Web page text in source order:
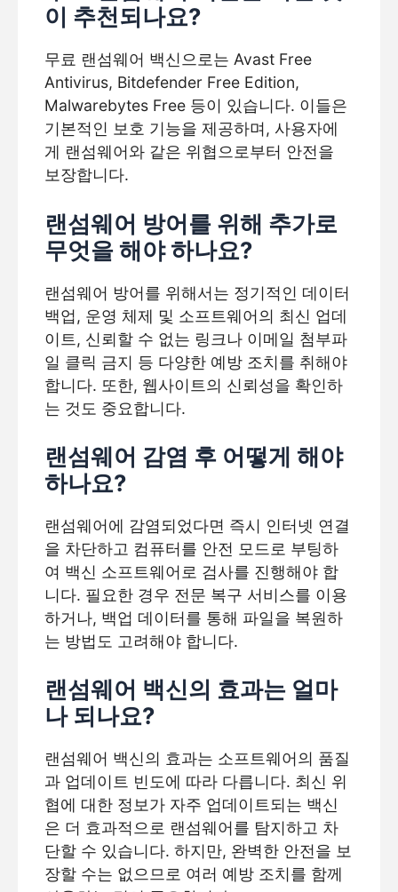
이 추천되나요?
무료 랜섬웨어 백신으로는 Avast Free
Antivirus, Bitdefender Free Edition,
Malwarebytes Free 등이 있습니다. 이들은
기본적인 보호 기능을 제공하며, 사용자에
게 랜섬웨어와 같은 위협으로부터 안전을
보장합니다.
랜섬웨어 방어를 위해 추가로
무엇을 해야 하나요?
랜섬웨어 방어를 위해서는 정기적인 데이터
백업, 운영 체제 및 소프트웨어의 최신 업데
이트, 신뢰할 수 없는 링크나 이메일 첨부파
일 클릭 금지 등 다양한 예방 조치를 취해야
합니다. 또한, 웹사이트의 신뢰성을 확인하
는 것도 중요합니다.
랜섬웨어 감염 후 어떻게 해야
하나요?
랜섬웨어에 감염되었다면 즉시 인터넷 연결
을 차단하고 컴퓨터를 안전 모드로 부팅하
여 백신 소프트웨어로 검사를 진행해야 합
니다. 필요한 경우 전문 복구 서비스를 이용
하거나, 백업 데이터를 통해 파일을 복원하
는 방법도 고려해야 합니다.
랜섬웨어 백신의 효과는 얼마
나 되나요?
랜섬웨어 백신의 효과는 소프트웨어의 품질
과 업데이트 빈도에 따라 다릅니다. 최신 위
협에 대한 정보가 자주 업데이트되는 백신
은 더 효과적으로 랜섬웨어를 탐지하고 차
단할 수 있습니다. 하지만, 완벽한 안전을 보
장할 수는 없으므로 여러 예방 조치를 함께